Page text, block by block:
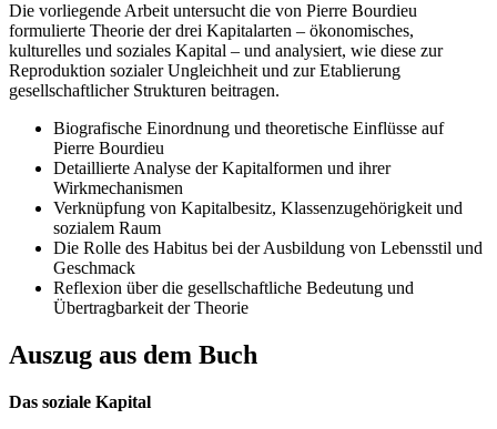
Die vorliegende Arbeit untersucht die von Pierre Bourdieu
formulierte Theorie der drei Kapitalarten – ökonomisches,
kulturelles und soziales Kapital – und analysiert, wie diese zur
Reproduktion sozialer Ungleichheit und zur Etablierung
gesellschaftlicher Strukturen beitragen.
Biografische Einordnung und theoretische Einflüsse auf
Pierre Bourdieu
Detaillierte Analyse der Kapitalformen und ihrer
Wirkmechanismen
Verknüpfung von Kapitalbesitz, Klassenzugehörigkeit und
sozialem Raum
Die Rolle des Habitus bei der Ausbildung von Lebensstil und
Geschmack
Reflexion über die gesellschaftliche Bedeutung und
Übertragbarkeit der Theorie
Auszug aus dem Buch
Das soziale Kapital